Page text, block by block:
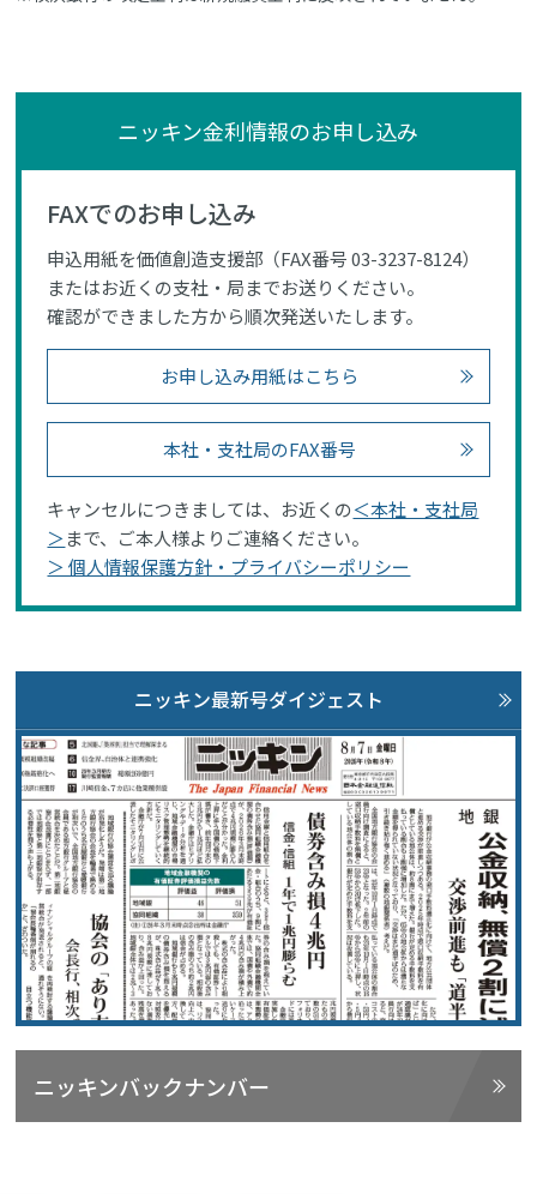
ニッキン金利情報のお申し込み
FAXでのお申し込み
申込用紙を価値創造支援部（FAX番号 03-3237-8124）
またはお近くの支社・局までお送りください。
確認ができました方から順次発送いたします。
お申し込み用紙はこちら
本社・支社局のFAX番号
キャンセルにつきましては、お近くの＜本社・支社局
＞まで、ご本人様よりご連絡ください。
＞ 個人情報保護方針・プライバシーポリシー
ニッキン最新号ダイジェスト
ニッキンバックナンバー